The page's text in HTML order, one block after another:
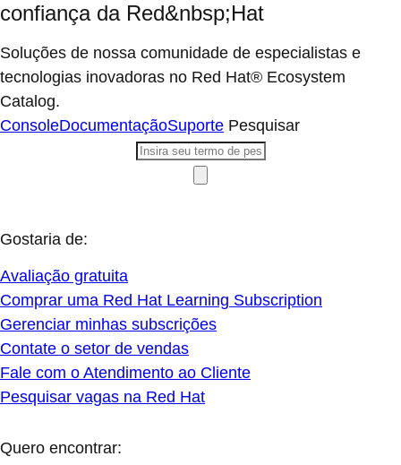
confiança da Red&nbsp;Hat
Soluções de nossa comunidade de especialistas e
tecnologias inovadoras no Red Hat® Ecosystem
Catalog.
ConsoleDocumentaçãoSuporte Pesquisar
Gostaria de:
Avaliação gratuita
Comprar uma Red Hat Learning Subscription
Gerenciar minhas subscrições
Contate o setor de vendas
Fale com o Atendimento ao Cliente
Pesquisar vagas na Red Hat
Quero encontrar: